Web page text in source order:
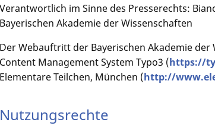
Verantwortlich im Sinne des Presserechts:
Bayerischen Akademie der Wissenschaften
Der Webauftritt der Bayerischen Akademie
Content Management System Typo3 (https://
Elementare Teilchen, München (http://
Nutzungsrechte